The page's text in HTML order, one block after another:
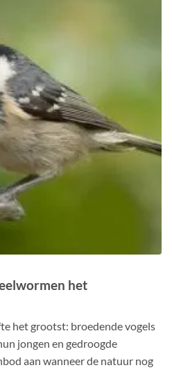
het
het grootst: broedende vogels
jongen en gedroogde
aan wanneer de natuur nog